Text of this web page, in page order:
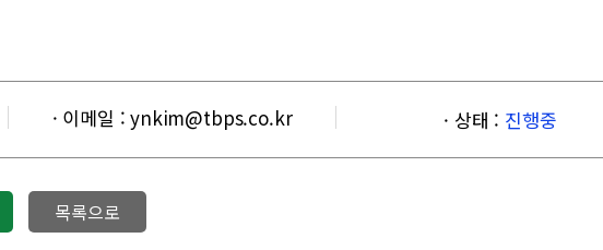
· 이메일 : ynkim@tbps.co.kr · 상태 : 진행중
목록으로